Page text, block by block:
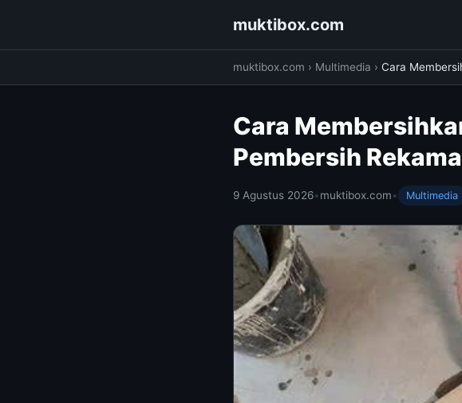
muktibox.com
muktibox.com › Multimedia › Cara
Cara
Pembersih
9 Agustus 2026•muktibox.com• Multimedia